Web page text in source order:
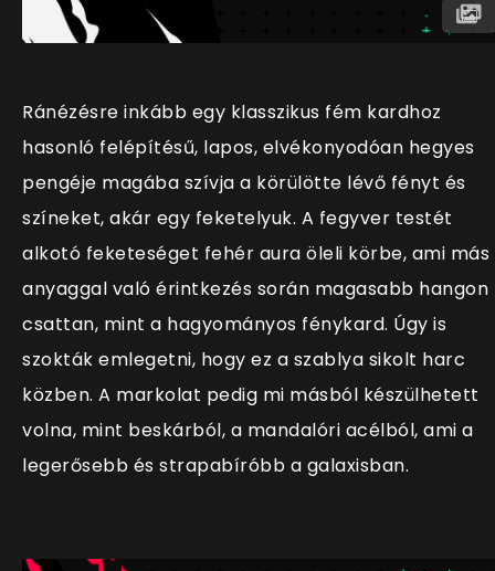
Ránézésre inkább egy klasszikus fém kardhoz
hasonló felépítésű, lapos, elvékonyodóan hegyes
pengéje magába szívja a körülötte lévő fényt és
színeket, akár egy feketelyuk. A fegyver testét
alkotó feketeséget fehér aura öleli körbe, ami más
anyaggal való érintkezés során magasabb hangon
csattan, mint a hagyományos fénykard. Úgy is
szokták emlegetni, hogy ez a szablya sikolt harc
közben. A markolat pedig mi másból készülhetett
volna, mint beskárból, a mandalóri acélból, ami a
legerősebb és strapabíróbb a galaxisban.